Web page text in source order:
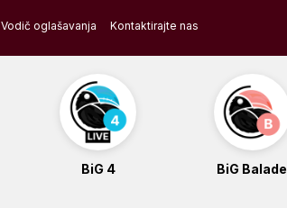
Vodič oglašavanja Kontaktirajte nas
BiG 4 BiG Balade